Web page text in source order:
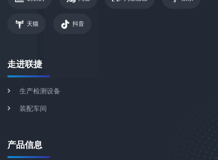
天猫 抖音
走进联捷
生产检测设备
装配车间
产品信息